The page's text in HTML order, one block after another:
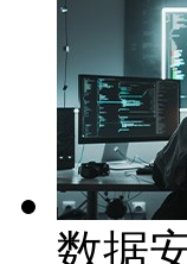
数据